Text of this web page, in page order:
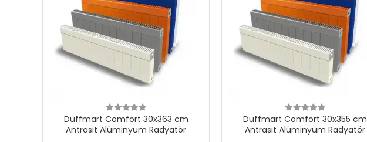
Duffmart Comfort 30x363 cm
Antrasit Alüminyum Radyatör
Duffmart Comfort 30x355 cm
Antrasit Alüminyum Radyatör